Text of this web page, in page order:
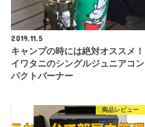
2019.11.5
キャンプの時には絶対オススメ！
イワタニのシングルジュニアコン
パクトバーナー
商品レビュー